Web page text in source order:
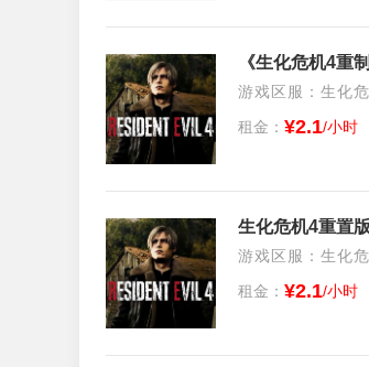
游戏区服：生化
租金： ¥2.1/小时
生化危机4重置
游戏区服：生化
租金： ¥2.1/小时